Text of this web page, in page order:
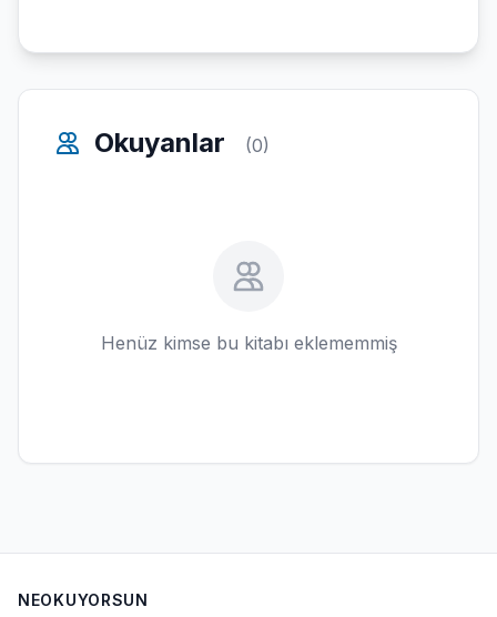
Okuyanlar (0)
Henüz kimse bu kitabı eklememmiş
NEOKUYORSUN